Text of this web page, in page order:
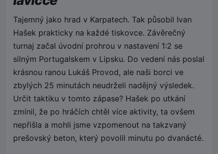
Tajemný jako hrad v Karpatech. Tak působil Ivan
Hašek prakticky na každé tiskovce. Závěrečný
turnaj začal úvodní prohrou v nastavení 1:2 se
silným Portugalskem v Lipsku. Do vedení nás poslal
krásnou ranou Lukáš Provod, ale naši borci ve
zbylých 25 minutách neudrželi nadějný výsledek.
Určit taktiku v tomto zápase? Hašek po utkání
zmínil, že po hráčích chtěl více aktivity, ta ovšem
nepřišla a mohli jsme vzpomenout na takzvaný
prešovský beton, který povolil minutu po dvanácté.